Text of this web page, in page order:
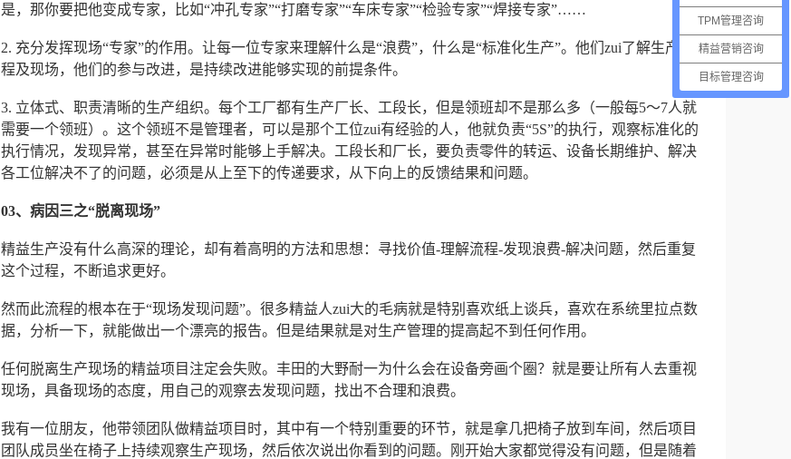
是，那你要把他变成专家，比如“冲孔专家”“打磨专家”“车床专家”“检验专家”“焊接专家”……
2. 充分发挥现场“专家”的作用。让每一位专家来理解什么是“浪费”，什么是“标准化生产”。他们zui了解生产过
程及现场，他们的参与改进，是持续改进能够实现的前提条件。
3. 立体式、职责清晰的生产组织。每个工厂都有生产厂长、工段长，但是领班却不是那么多（一般每5～7人就
需要一个领班）。这个领班不是管理者，可以是那个工位zui有经验的人，他就负责“5S”的执行，观察标准化的
执行情况，发现异常，甚至在异常时能够上手解决。工段长和厂长，要负责零件的转运、设备长期维护、解决
各工位解决不了的问题，必须是从上至下的传递要求，从下向上的反馈结果和问题。
03、病因三之“脱离现场”
精益生产没有什么高深的理论，却有着高明的方法和思想：寻找价值-理解流程-发现浪费-解决问题，然后重复
这个过程，不断追求更好。
然而此流程的根本在于“现场发现问题”。很多精益人zui大的毛病就是特别喜欢纸上谈兵，喜欢在系统里拉点数
据，分析一下，就能做出一个漂亮的报告。但是结果就是对生产管理的提高起不到任何作用。
任何脱离生产现场的精益项目注定会失败。丰田的大野耐一为什么会在设备旁画个圈？就是要让所有人去重视
现场，具备现场的态度，用自己的观察去发现问题，找出不合理和浪费。
我有一位朋友，他带领团队做精益项目时，其中有一个特别重要的环节，就是拿几把椅子放到车间，然后项目
团队成员坐在椅子上持续观察生产现场，然后依次说出你看到的问题。刚开始大家都觉得没有问题，但是随着
TPM管理咨询
精益营销咨询
目标管理咨询